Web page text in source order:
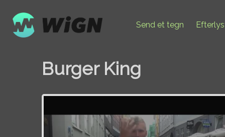
Send et tegn
Burger King